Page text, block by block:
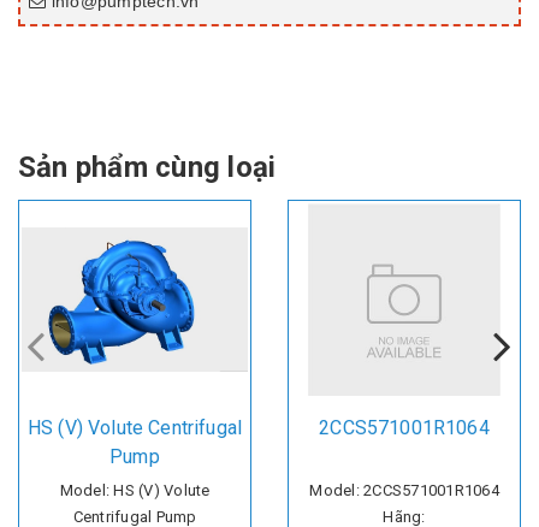
Sản phẩm cùng loại
HS (V) Volute Centrifugal
Pump
Model: HS (V) Volute
Centrifugal Pump
2CCS571001R1064
Model: 2CCS571001R1064
Hãng: